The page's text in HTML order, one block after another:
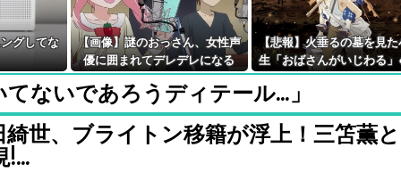
グしてな
【画像】謎のおっさん、女性声
優に囲まれてデレデレになる
【悲報】火垂るの墓を見
生「おばさんがいじわる
れ！
ないであろうディテール...」
世、ブライトン移籍が浮上！三笘薫と
!...